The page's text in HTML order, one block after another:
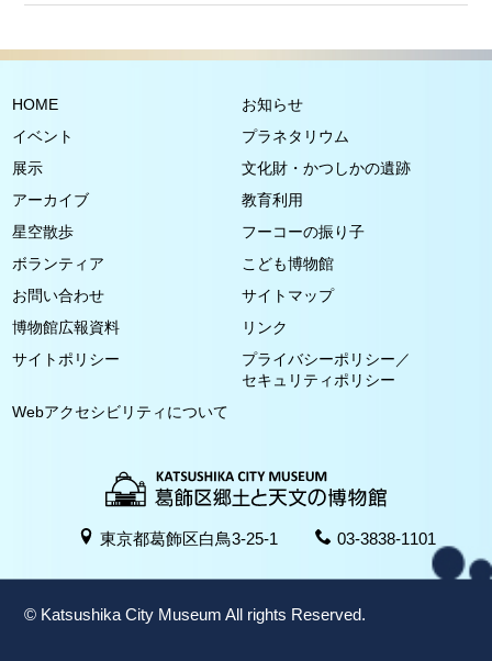
HOME
お知らせ
イベント
プラネタリウム
展示
文化財・かつしかの遺跡
アーカイブ
教育利用
星空散歩
フーコーの振り子
ボランティア
こども博物館
お問い合わせ
サイトマップ
博物館広報資料
リンク
サイトポリシー
プライバシーポリシー／
セキュリティポリシー
Webアクセシビリティについて
東京都葛飾区白鳥3-25-1 03-3838-1101
© Katsushika City Museum All rights Reserved.